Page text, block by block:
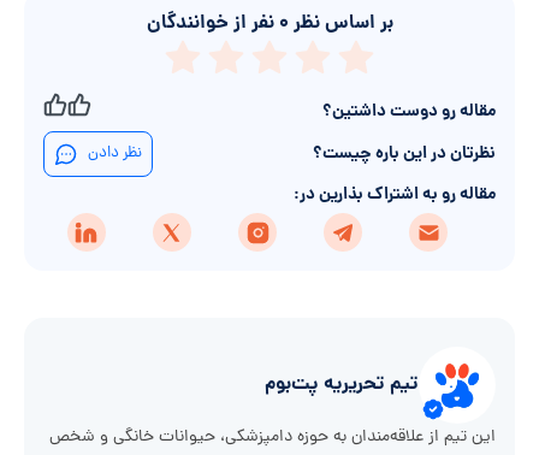
بر اساس نظر ۰ نفر از خوانندگان
مقاله رو دوست داشتین؟
نظرتان در این باره چیست؟
نظر دادن
مقاله رو به اشتراک بذارین در:
تیم تحریریه پت‌بوم
این تیم از علاقه‌مندان به حوزه دامپزشکی، حیوانات خانگی و شخص